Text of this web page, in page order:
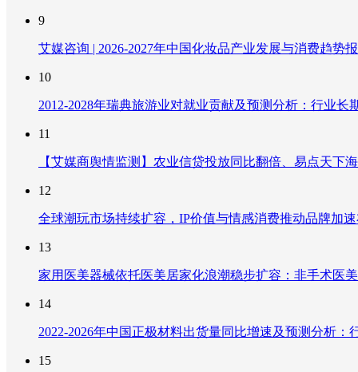
9
艾媒咨询 | 2026-2027年中国化妆品产业发展与消费趋势
10
2012-2028年瑞典旅游业对就业贡献及预测分析：行业
11
【艾媒商舆情监测】农业信贷投放同比翻倍、易点天下
12
全球潮玩市场持续扩容，IP价值与情感消费推动品牌加
13
家用医美器械依托医美居家化浪潮稳步扩容：非手术医
14
2022-2026年中国正极材料出货量同比增速及预测分析
15